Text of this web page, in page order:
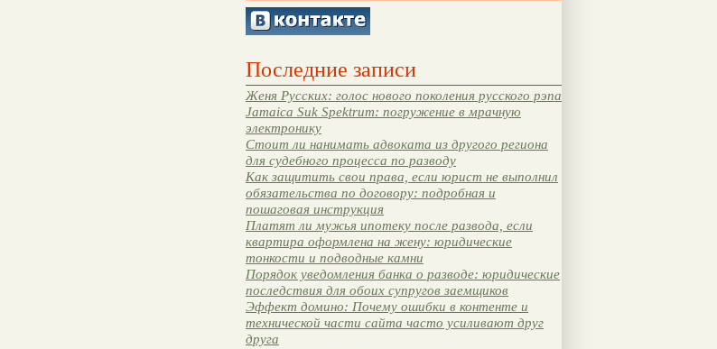
Последние записи
Женя Русских: голос нового поколения русского рэпа
Jamaica Suk Spektrum: погружение в мрачную
электронику
Стоит ли нанимать адвоката из другого региона
для судебного процесса по разводу
Как защитить свои права, если юрист не выполнил
обязательства по договору: подробная и
пошаговая инструкция
Платят ли мужья ипотеку после развода, если
квартира оформлена на жену: юридические
тонкости и подводные камни
Порядок уведомления банка о разводе: юридические
последствия для обоих супругов заемщиков
Эффект домино: Почему ошибки в контенте и
технической части сайта часто усиливают друг
друга